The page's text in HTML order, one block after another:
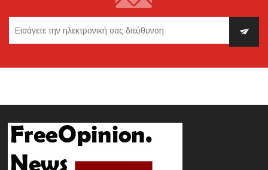
Πότε καταβάλλονται οι συντάξεις μηνός Απριλίου 2024
Κυκλοφοριακές ρυθμίσεις την Κυριακή στην Αθήνα
2024-03-21 18:13:09
Θεσσαλονίκη: Συνελήφθη 42χρονος που επιτέθηκε με
δρεπάνι και κατσαβίδι σε 25χρονο
2024-03-21 17:58:30